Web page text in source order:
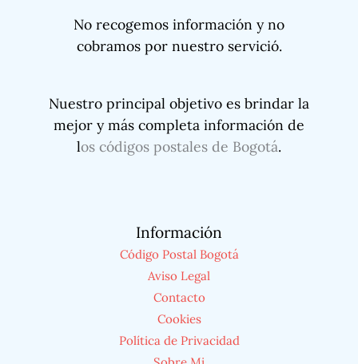
No recogemos información y no
cobramos por nuestro servició.
Nuestro principal objetivo es brindar la
mejor y más completa información de
los códigos postales de Bogotá.
Información
Código Postal Bogotá
Aviso Legal
Contacto
Cookies
Política de Privacidad